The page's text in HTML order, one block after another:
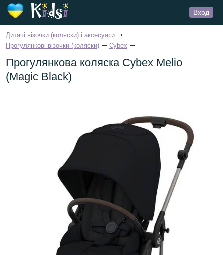
Вход
Дитячі візочки (коляски) і аксесуари
Прогулянкові візочки (коляски)
Cybex
Прогулянкова коляска Cybex Melio
(Magic Black)